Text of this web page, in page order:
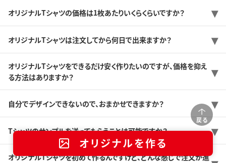
戻る
オリジナルを作る
オリジナルTシャツの価格は1枚あたりいくらくらいですか？
オリジナルTシャツは注文してから何日で出来ますか？
オリジナルTシャツをできるだけ安く作りたいのですが、価格を抑え
る方法はありますか？
自分でデザインできないので、おまかせできますか？
Tシャツのサンプルを送ってもらうことは可能ですか？
オリジナルTシャツを初めて作るんですけど、どんな感じで注文が進